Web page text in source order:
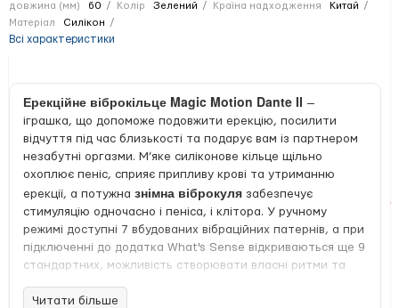
довжина (мм)
60 Колір Зелений Країна надходження
Китай
Матеріал
Силікон
Всі характеристики
Ерекційне віброкільце Magic Motion Dante II —
іграшка, що допоможе подовжити ерекцію, посилити
відчуття під час близькості та подарує вам із партнером
незабутні оргазми. М’яке силіконове кільце щільно
охоплює пеніс, сприяє припливу крові та утриманню
ерекції, а потужна знімна віброкуля забезпечує
стимуляцію одночасно і пеніса, і клітора. У ручному
режимі доступні 7 вбудованих вібраційних патернів, а при
підключенні до додатка What's Sense відкриваються ще 9
стандартних, можливість створювати власні ритми та
Читати більше